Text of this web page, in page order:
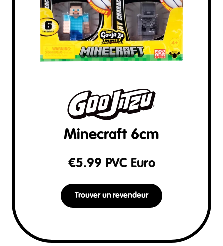
Minecraft 6cm
€5.99 PVC Euro
Trouver un revendeur